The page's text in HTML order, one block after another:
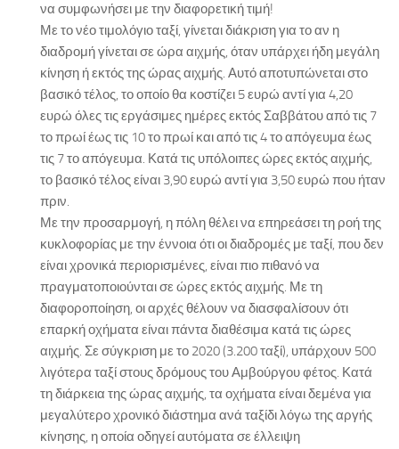
να συμφωνήσει με την διαφορετική τιμή!
Με το νέο τιμολόγιο ταξί, γίνεται διάκριση για το αν η
διαδρομή γίνεται σε ώρα αιχμής, όταν υπάρχει ήδη μεγάλη
κίνηση ή εκτός της ώρας αιχμής. Αυτό αποτυπώνεται στο
βασικό τέλος, το οποίο θα κοστίζει 5 ευρώ αντί για 4,20
ευρώ όλες τις εργάσιμες ημέρες εκτός Σαββάτου από τις 7
το πρωί έως τις 10 το πρωί και από τις 4 το απόγευμα έως
τις 7 το απόγευμα. Κατά τις υπόλοιπες ώρες εκτός αιχμής,
το βασικό τέλος είναι 3,90 ευρώ αντί για 3,50 ευρώ που ήταν
πριν.
Με την προσαρμογή, η πόλη θέλει να επηρεάσει τη ροή της
κυκλοφορίας με την έννοια ότι οι διαδρομές με ταξί, που δεν
είναι χρονικά περιορισμένες, είναι πιο πιθανό να
πραγματοποιούνται σε ώρες εκτός αιχμής. Με τη
διαφοροποίηση, οι αρχές θέλουν να διασφαλίσουν ότι
επαρκή οχήματα είναι πάντα διαθέσιμα κατά τις ώρες
αιχμής. Σε σύγκριση με το 2020 (3.200 ταξί), υπάρχουν 500
λιγότερα ταξί στους δρόμους του Αμβούργου φέτος. Κατά
τη διάρκεια της ώρας αιχμής, τα οχήματα είναι δεμένα για
μεγαλύτερο χρονικό διάστημα ανά ταξίδι λόγω της αργής
κίνησης, η οποία οδηγεί αυτόματα σε έλλειψη